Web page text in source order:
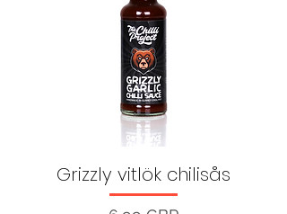
Grizzly vitlök chilisås